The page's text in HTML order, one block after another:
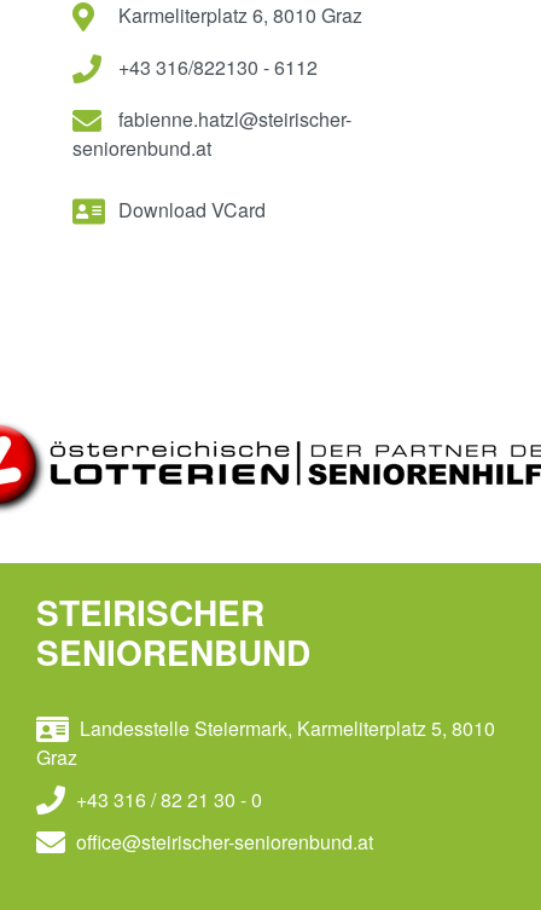
Karmeliterplatz 6, 8010 Graz
+43 316/822130 - 6112
fabienne.hatzl@steirischer-
seniorenbund.at
Download VCard
STEIRISCHER
SENIORENBUND
Landesstelle Steiermark, Karmeliterplatz 5, 8010
Graz
+43 316 / 82 21 30 - 0
office@steirischer-seniorenbund.at